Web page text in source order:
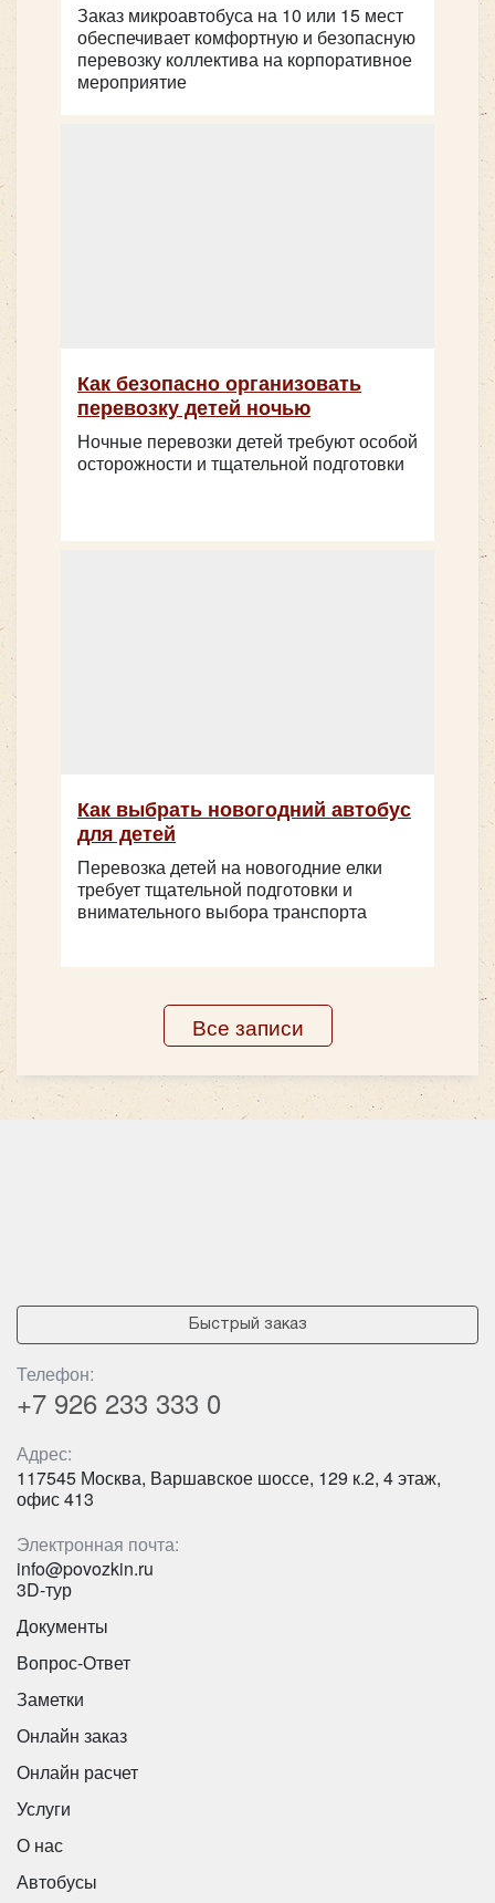
Заказ микроавтобуса на 10 или 15 мест
обеспечивает комфортную и безопасную
перевозку коллектива на корпоративное
мероприятие
Как безопасно организовать
перевозку детей ночью
Ночные перевозки детей требуют особой
осторожности и тщательной подготовки
Как выбрать новогодний автобус
для детей
Перевозка детей на новогодние елки
требует тщательной подготовки и
внимательного выбора транспорта
Все записи
Быстрый заказ
Телефон:
+7 926 233 333 0
Адрес:
117545 Москва, Варшавское шоссе, 129 к.2, 4 этаж,
офис 413
Электронная почта:
info@povozkin.ru
3D-тур
Документы
Вопрос-Ответ
Заметки
Онлайн заказ
Онлайн расчет
Услуги
О нас
Автобусы